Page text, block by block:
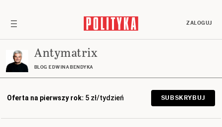
ZALOGUJ
Antymatrix
BLOG EDWINA BENDYKA
Oferta na pierwszy rok: 5 zł/tydzień SUBSKRYBUJ